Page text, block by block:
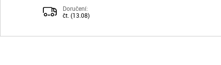
Doručení:
čt. (13.08)